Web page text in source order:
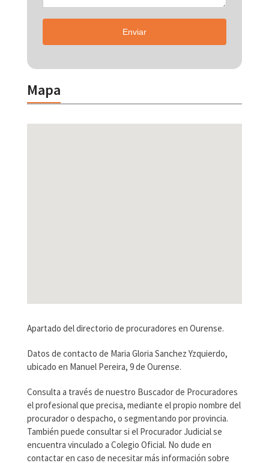
Enviar
Mapa
Apartado del directorio de procuradores en Ourense.
Datos de contacto de Maria Gloria Sanchez Yzquierdo,
ubicado en Manuel Pereira, 9 de Ourense.
Consulta a través de nuestro Buscador de Procuradores
el profesional que precisa, mediante el propio nombre del
procurador o despacho, o segmentando por provincia.
También puede consultar si el Procurador Judicial se
encuentra vinculado a Colegio Oficial. No dude en
contactar en caso de necesitar más información sobre